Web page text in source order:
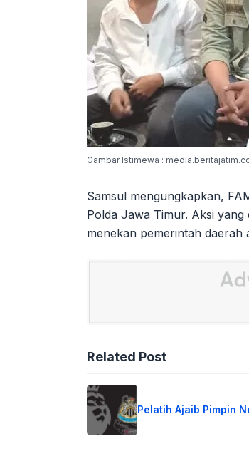
Gambar Istimewa :
Samsul mengungkapkan,
Polda Jawa Timur. Aksi
menekan pemerintah daerah
Related Post
Pelatih Ajaib Pimpin